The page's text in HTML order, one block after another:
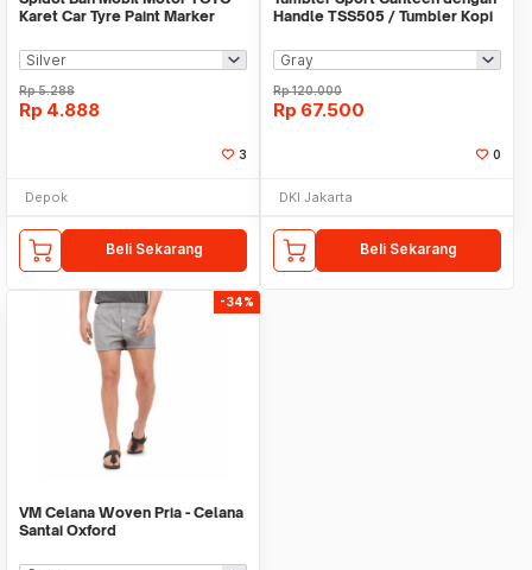
Karet Car Tyre Paint Marker
Rp5.288
Rp 4.888
3
Depok
Beli Sekarang
Handle TSS505 / Tumbler Kopi
Rp120.000
Rp 67.500
0
DKI Jakarta
Beli Sekarang
-34%
VM Celana Woven Pria - Celana
Santai Oxford